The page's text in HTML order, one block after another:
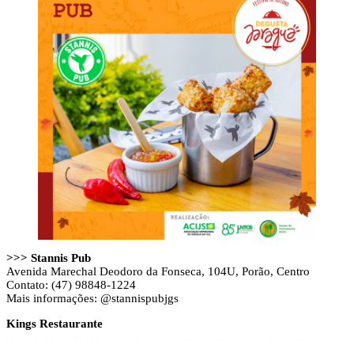
>>> Stannis Pub
Avenida Marechal Deodoro da Fonseca, 104U, Porão, Centro
Contato: (47) 98848-1224
Mais informações: @stannispubjgs
Kings Restaurante